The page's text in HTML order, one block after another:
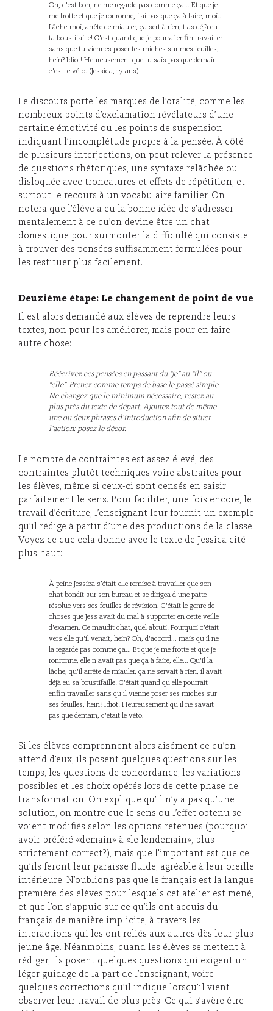
Oh, c'est bon, ne me regarde pas comme ça... Et que je
me frotte et que je ronronne, j'ai pas que ça à faire, moi...
Lâche-moi, arrête de miauler, ça sert à rien, t'as déjà eu
ta boustifaille! C'est quand que je pourrai enfin travailler
sans que tu viennes poser tes miches sur mes feuilles,
hein? Idiot! Heureusement que tu sais pas que demain
c'est le véto. (Jessica, 17 ans)
Le discours porte les marques de l’oralité, comme les
nombreux points d’exclamation révélateurs d’une
certaine émotivité ou les points de suspension
indiquant l’incomplétude propre à la pensée. À côté
de plusieurs interjections, on peut relever la présence
de questions rhétoriques, une syntaxe relâchée ou
disloquée avec troncatures et effets de répétition, et
surtout le recours à un vocabulaire familier. On
notera que l’élève a eu la bonne idée de s’adresser
mentalement à ce qu’on devine être un chat
domestique pour surmonter la difficulté qui consiste
à trouver des pensées suffisamment formulées pour
les restituer plus facilement.
Deuxième étape: Le changement de point de vue
Il est alors demandé aux élèves de reprendre leurs
textes, non pour les améliorer, mais pour en faire
autre chose:
Réécrivez ces pensées en passant du “je” au “il” ou
“elle”. Prenez comme temps de base le passé simple.
Ne changez que le minimum nécessaire, restez au
plus près du texte de départ. Ajoutez tout de même
une ou deux phrases d’introduction afin de situer
l’action: posez le décor.
Le nombre de contraintes est assez élevé, des
contraintes plutôt techniques voire abstraites pour
les élèves, même si ceux-ci sont censés en saisir
parfaitement le sens. Pour faciliter, une fois encore, le
travail d’écriture, l’enseignant leur fournit un exemple
qu’il rédige à partir d’une des productions de la classe.
Voyez ce que cela donne avec le texte de Jessica cité
plus haut:
À peine Jessica s’était-elle remise à travailler que son
chat bondit sur son bureau et se dirigea d'une patte
résolue vers ses feuilles de révision. C'était le genre de
choses que Jess avait du mal à supporter en cette veille
d'examen. Ce maudit chat, quel abruti! Pourquoi c'était
vers elle qu'il venait, hein? Oh, d'accord... mais qu'il ne
la regarde pas comme ça... Et que je me frotte et que je
ronronne, elle n'avait pas que ça à faire, elle... Qu'il la
lâche, qu'il arrête de miauler, ça ne servait à rien, il avait
déjà eu sa boustifaille! C'était quand qu'elle pourrait
enfin travailler sans qu'il vienne poser ses miches sur
ses feuilles, hein? Idiot! Heureusement qu'il ne savait
pas que demain, c'était le véto.
Si les élèves comprennent alors aisément ce qu’on
attend d’eux, ils posent quelques questions sur les
temps, les questions de concordance, les variations
possibles et les choix opérés lors de cette phase de
transformation. On explique qu’il n’y a pas qu’une
solution, on montre que le sens ou l’effet obtenu se
voient modifiés selon les options retenues (pourquoi
avoir préféré «demain» à «le lendemain», plus
strictement correct?), mais que l’important est que ce
qu’ils feront leur paraisse fluide, agréable à leur oreille
intérieure. N’oublions pas que le français est la langue
première des élèves pour lesquels cet atelier est mené,
et que l’on s’appuie sur ce qu’ils ont acquis du
français de manière implicite, à travers les
interactions qui les ont reliés aux autres dès leur plus
jeune âge. Néanmoins, quand les élèves se mettent à
rédiger, ils posent quelques questions qui exigent un
léger guidage de la part de l’enseignant, voire
quelques corrections qu’il indique lorsqu’il vient
observer leur travail de plus près. Ce qui s’avère être